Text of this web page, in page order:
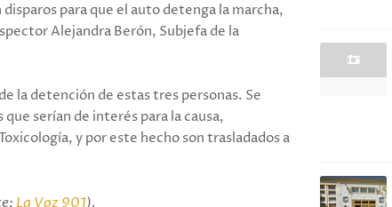
para que el auto detenga la marcha,
Alejandra Berón, Subjefa de la
la detención de estas tres personas. Se
serían de interés para la causa,
y por este hecho son trasladados a
La Voz 901).